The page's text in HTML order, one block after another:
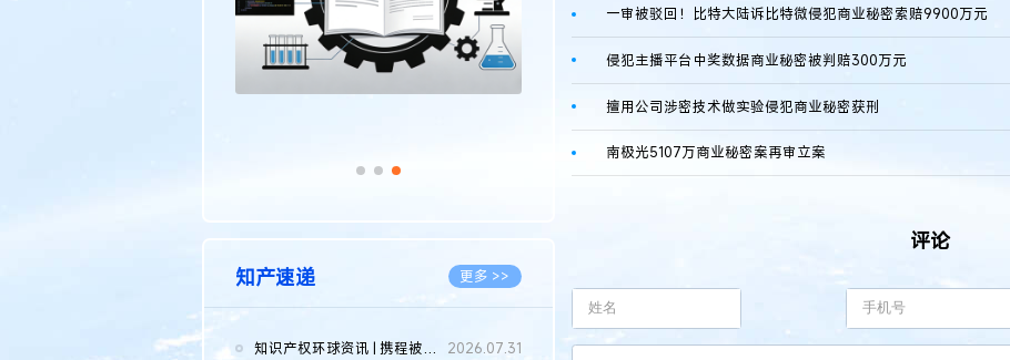
知产速递 更多 >>
知识产权环球资讯 | 携程被市监总局罚51.79亿；瑞幸泰国商标案上...
2026.07.31
一审被驳回！比特大陆诉比特微侵犯商业秘密索赔9900万元
侵犯主播平台中奖数据商业秘密被判赔300万元
擅用公司涉密技术做实验侵犯商业秘密获刑
南极光5107万商业秘密案再审立案
评论